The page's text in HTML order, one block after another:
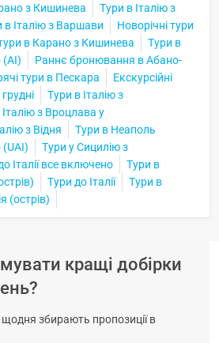
з Кишинева
Тури в Італію з
в Італію з Варшави
Новорічні тури
в Карано з Кишинева
Тури в
(AI)
Раннє бронювання в Абано-
тури в Пескара
Екскурсійні
Тури в Італію з
Італію з Вроцлава у
з Відня
Тури в Неаполь
Тури у Сицилію з
Італії все включено
Тури в
Тури до Італії
Тури в
(острів)
кращі добірки
збирають пропозиції в